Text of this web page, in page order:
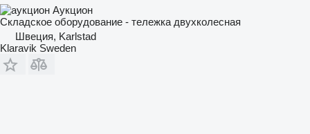
Аукцион
Складское оборудование - тележка двухколесная
Швеция, Karlstad
Klaravik Sweden